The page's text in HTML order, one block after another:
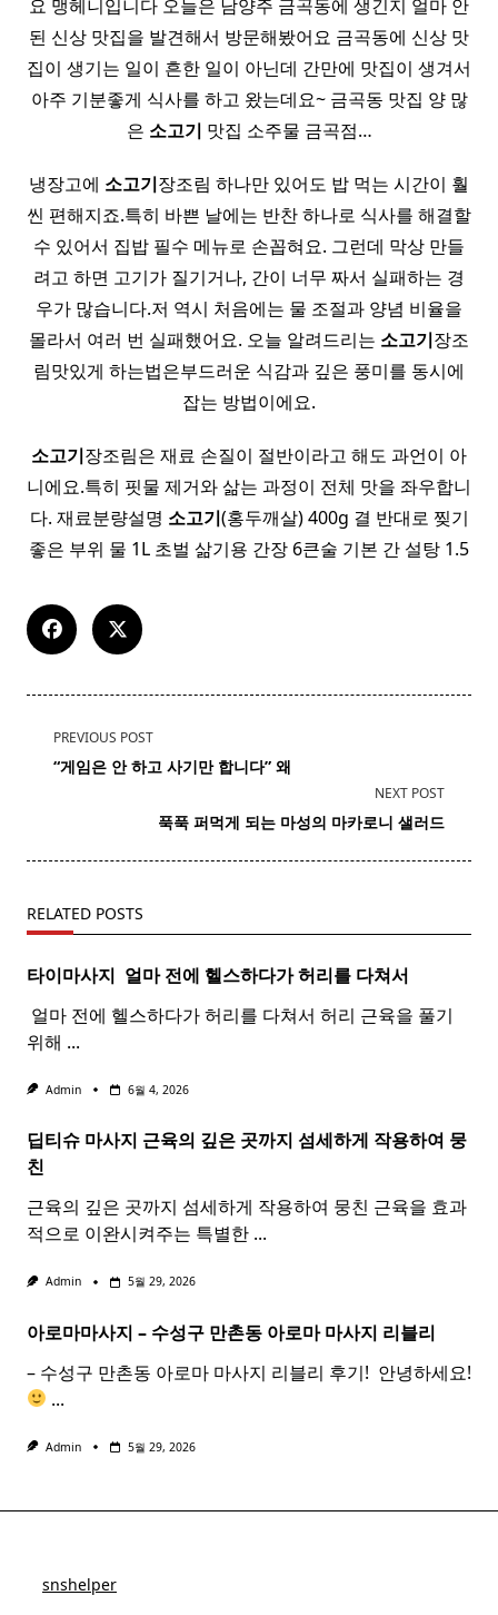
요 맹헤니입니다 오늘은 남양주 금곡동에 생긴지 얼마 안
된 신상 맛집을 발견해서 방문해봤어요 금곡동에 신상 맛
집이 생기는 일이 흔한 일이 아닌데 간만에 맛집이 생겨서
아주 기분좋게 식사를 하고 왔는데요~ 금곡동 맛집 양 많
은 소고기 맛집 소주물 금곡점…
냉장고에 소고기장조림 하나만 있어도 밥 먹는 시간이 훨
씬 편해지죠.특히 바쁜 날에는 반찬 하나로 식사를 해결할
수 있어서 집밥 필수 메뉴로 손꼽혀요. 그런데 막상 만들
려고 하면 고기가 질기거나, 간이 너무 짜서 실패하는 경
우가 많습니다.저 역시 처음에는 물 조절과 양념 비율을
몰라서 여러 번 실패했어요. 오늘 알려드리는 소고기장조
림맛있게 하는법은부드러운 식감과 깊은 풍미를 동시에
잡는 방법이에요.
소고기장조림은 재료 손질이 절반이라고 해도 과언이 아
니에요.특히 핏물 제거와 삶는 과정이 전체 맛을 좌우합니
다. 재료분량설명 소고기(홍두깨살) 400g 결 반대로 찢기
좋은 부위 물 1L 초벌 삶기용 간장 6큰술 기본 간 설탕 1.5
<span
class="nav-
text">Page</span>
PREVIOUS POST
“게임은 안 하고 사기만 합니다” 왜
NEXT POST
푹푹 퍼먹게 되는 마성의 마카로니 샐러드
RELATED POSTS
타이마사지 ​ 얼마 전에 헬스하다가 허리를 다쳐서
​ 얼마 전에 헬스하다가 허리를 다쳐서 허리 근육을 풀기
위해 ...
Admin 6월 4, 2026
딥티슈 마사지 근육의 깊은 곳까지 섬세하게 작용하여 뭉
친
근육의 깊은 곳까지 섬세하게 작용하여 뭉친 근육을 효과
적으로 이완시켜주는 특별한 ...
Admin 5월 29, 2026
아로마마사지 – 수성구 만촌동 아로마 마사지 리블리
– 수성구 만촌동 아로마 마사지 리블리 후기! ​ 안녕하세요!
...
Admin 5월 29, 2026
snshelper